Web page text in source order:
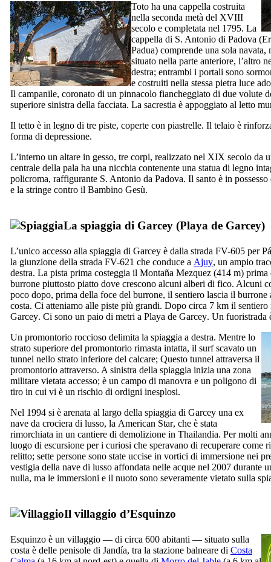
Toto ha una cappella costruita
nella seconda metà del XVIII
secolo e completata nel 1795. La
cappella di S. Antonio di Padova (
Padua) comprende una sola
situato nella parte anteriore, l’altro
destra; entrambi i portali sono
e costruiti nella stessa pietra luce
Il campanile, coronato di un pinnacolo fiancheggiato di due volute
superiore sinistra della facciata. La sacrestia è appoggiato al letto
Il tetto è in legno di tre piste, coperte con piastrelle. Il telaio è
forma di depressione.
L’interno un altare in gesso, tre corpi, realizzato nel XIX secolo da
centrale della pala ha una nicchia contenente una statua di legno
policroma, raffigurante S. Antonio da Padova. Il santo è in
e la stringe contro il Bambino Gesù.
La spiaggia di Garcey (Playa de Garcey)
L’unico accesso alla spiaggia di Garcey è dalla strada FV-605 per
la giunzione della strada FV-621 che conduce a Ajuy, un ampio
destra. La pista prima costeggia il Montaña Mezquez (414 m) prima
burrone piuttosto piatto dove crescono alcuni alberi di fico. Alcuni
poco dopo, prima della foce del burrone, il sentiero lascia il burrone
costa. Ci atteniamo alle piste più grandi. Dopo circa 7 km il
Garcey. Ci sono un paio di metri a Playa de Garcey. Un fuoristrada
Un promontorio roccioso delimita la spiaggia a destra. Mentre lo
strato superiore del promontorio rimasta intatta, il surf scavato un
tunnel nello strato inferiore del calcare; Questo tunnel attraversa il
promontorio attraverso. A sinistra della spiaggia inizia una zona
militare vietata accesso; è un campo di manovra e un poligono di
tiro in cui vi è un rischio di ordigni inesplosi.
Nel 1994 si è arenata al largo della spiaggia di Garcey una ex
nave da crociera di lusso, la American Star, che è stata
rimorchiata in un cantiere di demolizione in Thailandia. Per molti
luogo di escursione per i curiosi che speravano di recuperare come
relitto; sette persone sono state uccise in vortici di immersione nei
vestigia della nave di lusso affondata nelle acque nel 2007 durante
nulla, ma le immersioni e il nuoto sono severamente vietato sulla
Il villaggio d’Esquinzo
Esquinzo è un villaggio — di circa 600 abitanti — situato sulla
costa è delle penisole di Jandía, tra la stazione balneare di Costa